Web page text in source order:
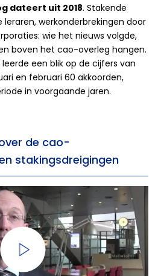
dateert uit 2018. Stakende
werkonderbrekingen door
wie het nieuws volgde,
boven het cao-overleg hangen.
een blik op de cijfers van
en februari 60 akkoorden,
in voorgaande jaren.
de cao-
stakingsdreigingen